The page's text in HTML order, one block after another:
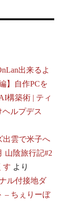
出来るよ
】自作PCを
構築術 | ティ
ルプデス
出雲で米子へ
山陰旅行記#2
す より
ル付接地ダ
– ちぇりーぼ